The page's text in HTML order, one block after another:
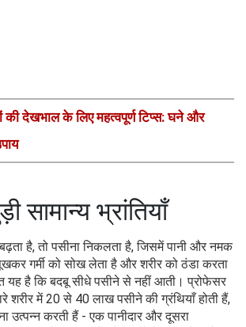
की देखभाल के लिए महत्वपूर्ण टिप्स: घने और
सामान्य भ्रांतियाँ
है, तो पसीना निकलता है, जिसमें पानी और नमक
गर्मी को सोख लेता है और शरीर को ठंडा करता
यह है कि बदबू सीधे पसीने से नहीं आती। प्रोफेसर
शरीर में 20 से 40 लाख पसीने की ग्रंथियाँ होती हैं,
उत्पन्न करती हैं - एक पानीदार और दूसरा